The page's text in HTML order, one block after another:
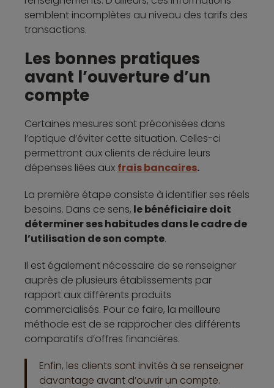
semblent incomplètes au niveau des tarifs des
transactions.
Les bonnes pratiques
avant l’ouverture d’un
compte
Certaines mesures sont préconisées dans
l’optique d’éviter cette situation. Celles-ci
permettront aux clients de réduire leurs
dépenses liées aux frais bancaires.
La première étape consiste à identifier ses réels
besoins. Dans ce sens, le bénéficiaire doit
déterminer ses habitudes dans le cadre de
l’utilisation de son compte.
Il est également nécessaire de se renseigner
auprès de plusieurs établissements par
rapport aux différents produits
commercialisés. Pour ce faire, la meilleure
méthode est de se rapprocher des différents
comparatifs d’offres financières.
Enfin, les clients sont invités à se renseigner
davantage avant d’ouvrir un compte.